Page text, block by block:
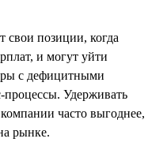
свои позиции, когда
и могут уйти
с дефицитными
процессы. Удерживать
часто выгоднее,
рынке.